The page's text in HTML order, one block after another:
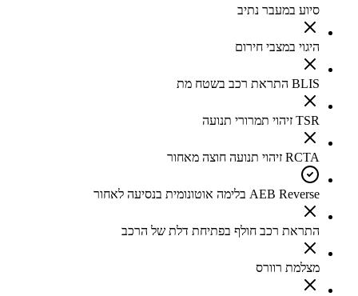
סיוע במעבר נתיב
היגוי במצבי חירום
BLIS התראת רכב בשטח מת
TSR זיהוי תמרורי תנועה
RCTA זיהוי תנועה חוצה מאחור
AEB Reverse בלימה אוטונומית בנסיעה לאחור
התראת רכב חולף בפתיחת דלת של הרכב
מצלמת רוורס